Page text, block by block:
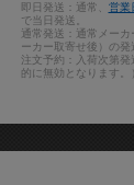
即日発送：通常、 営業
で当日発送。
通常発送：通常メー
ーカー取寄せ後）の発
注文予約：入荷次第
的に無効となります。）